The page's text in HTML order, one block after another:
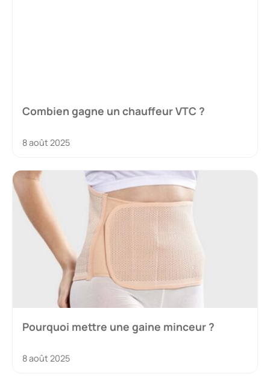
Combien gagne un chauffeur VTC ?
8 août 2025
Pourquoi mettre une gaine minceur ?
8 août 2025